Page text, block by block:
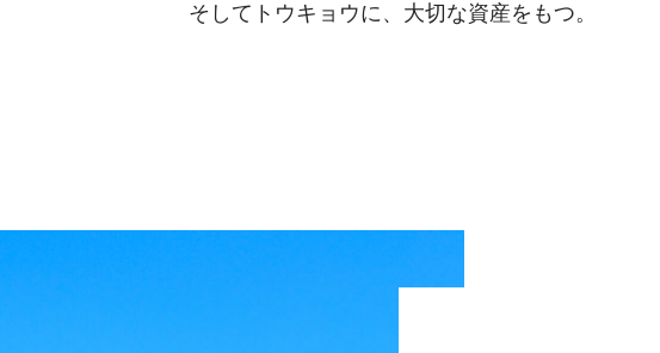
そしてトウキョウに、大切な資産をもつ。